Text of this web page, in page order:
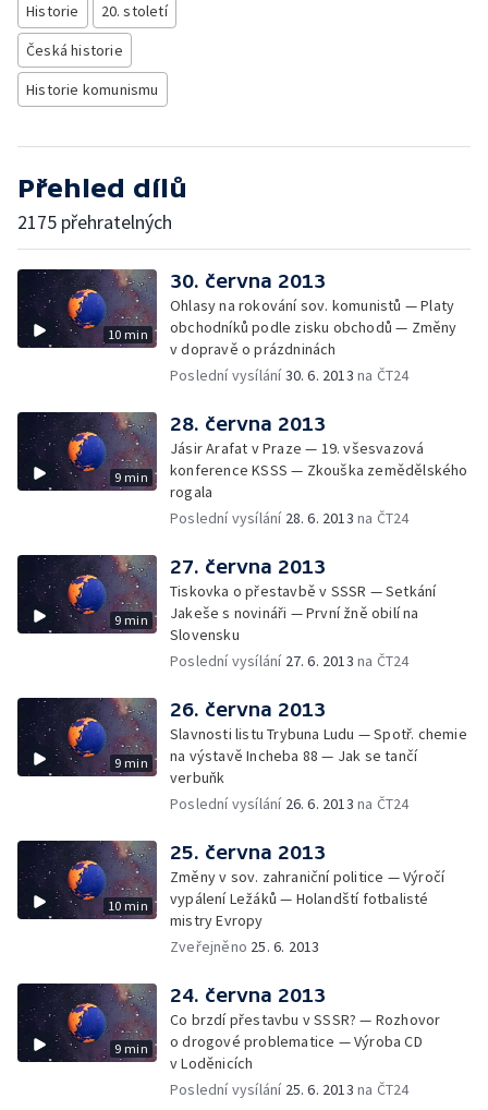
Historie
20. století
Česká historie
Historie komunismu
Přehled dílů
2175 přehratelných
10 min
30. června 2013
Ohlasy na rokování sov. komunistů — Platy
obchodníků podle zisku obchodů — Změny
v dopravě o prázdninách
Poslední vysílání30. 6. 2013 na ČT24
9 min
28. června 2013
Jásir Arafat v Praze — 19. všesvazová
konference KSSS — Zkouška zemědělského
rogala
Poslední vysílání 28. 6. 2013 na ČT24
9 min
27. června 2013
Tiskovka o přestavbě v SSSR — Setkání
Jakeše s novináři — První žně obilí na
Slovensku
Poslední vysílání 27. 6. 2013 na ČT24
9 min
26. června 2013
Slavnosti listu Trybuna Ludu — Spotř. chemie
na výstavě Incheba 88 — Jak se tančí
verbuňk
Poslední vysílání 26. 6. 2013 na ČT24
10 min
25. června 2013
Změny v sov. zahraniční politice — Výročí
vypálení Ležáků — Holandští fotbalisté
mistry Evropy
Zveřejněno 25. 6. 2013
9 min
24. června 2013
Co brzdí přestavbu v SSSR? — Rozhovor
o drogové problematice — Výroba CD
v Loděnicích
Poslední vysílání 25. 6. 2013 na ČT24